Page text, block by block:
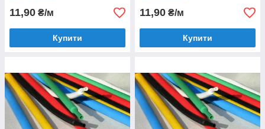
11,90 ₴/м
Купити
11,90 ₴/м
Купити